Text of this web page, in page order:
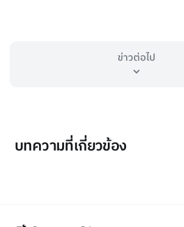
ข่าวต่อไป
บทความที่เกี่ยวข้อง